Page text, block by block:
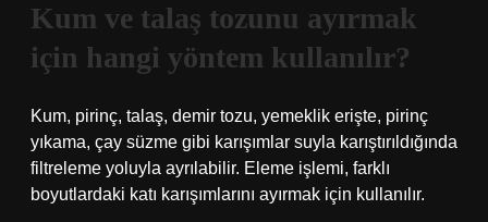
Kum ve talaş tozunu ayırmak
için hangi yöntem kullanılır?
Kum, pirinç, talaş, demir tozu, yemeklik erişte, pirinç
yıkama, çay süzme gibi karışımlar suyla karıştırıldığında
filtreleme yoluyla ayrılabilir. Eleme işlemi, farklı
boyutlardaki katı karışımlarını ayırmak için kullanılır.